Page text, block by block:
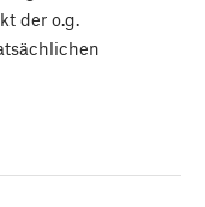
der o.g.